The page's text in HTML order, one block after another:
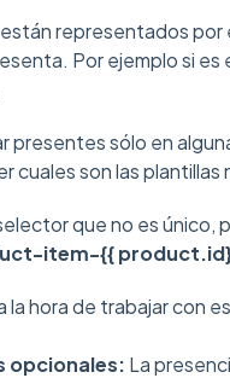
representados por
Por ejemplo si
presentes sólo en
cuales son las
que no es
item-{{
la hora de trabajar con
opcionales: La